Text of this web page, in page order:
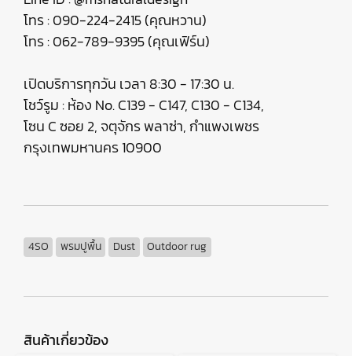
โทร : 090-224-2415 (คุณหวาน)
โทร : 062-789-9395 (คุณเฟิร์น)
เปิดบริการทุกวัน เวลา 8:30 - 17:30 น.
โชว์รูม : ห้อง No. C139 - C147, C130 - C134,
โซน C ซอย 2, จตุจักร พลาซ่า, กำแพงเพชร
กรุงเทพมหานคร 10900
4SO พรมปูพื้น Dust Outdoor rug
สินค้าเกี่ยวข้อง